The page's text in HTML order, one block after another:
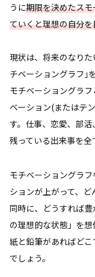
うに期限を決めたス
ていくと理想の自分
現状は、将来のなり
チベーショングラフ｣
モチベーショングラ
ベーション(またはテ
す。仕事、恋愛、部
残っている出来事を全
モチベーショングラ
ションが上がって、
同時に、どうすれば
の理想的な状態」を想
紙と鉛筆があればど
でしょう。